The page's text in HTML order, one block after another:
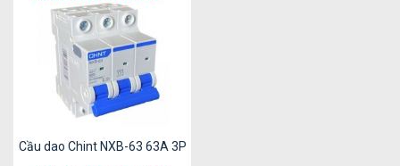
Cầu dao Chint NXB-63 63A 3P